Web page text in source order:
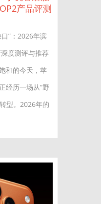
产品评测
”：2026年滨
度测评与推荐
和的今天，苹
经历一场从“野
型。2026年的